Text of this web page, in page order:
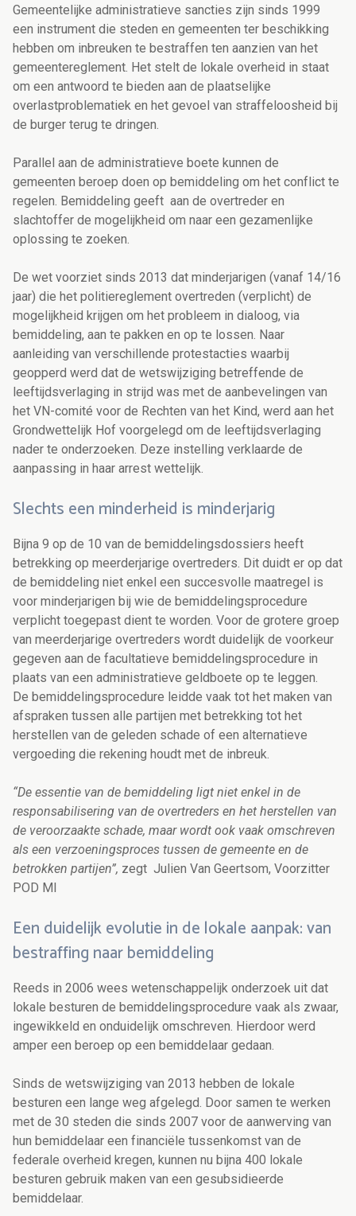
Gemeentelijke administratieve sancties zijn sinds 1999
een instrument die steden en gemeenten ter beschikking
hebben om inbreuken te bestraffen ten aanzien van het
gemeentereglement. Het stelt de lokale overheid in staat
om een antwoord te bieden aan de plaatselijke
overlastproblematiek en het gevoel van straffeloosheid bij
de burger terug te dringen.
Parallel aan de administratieve boete kunnen de
gemeenten beroep doen op bemiddeling om het conflict te
regelen. Bemiddeling geeft aan de overtreder en
slachtoffer de mogelijkheid om naar een gezamenlijke
oplossing te zoeken.
De wet voorziet sinds 2013 dat minderjarigen (vanaf 14/16
jaar) die het politiereglement overtreden (verplicht) de
mogelijkheid krijgen om het probleem in dialoog, via
bemiddeling, aan te pakken en op te lossen. Naar
aanleiding van verschillende protestacties waarbij
geopperd werd dat de wetswijziging betreffende de
leeftijdsverlaging in strijd was met de aanbevelingen van
het VN-comité voor de Rechten van het Kind, werd aan het
Grondwettelijk Hof voorgelegd om de leeftijdsverlaging
nader te onderzoeken. Deze instelling verklaarde de
aanpassing in haar arrest wettelijk.
Slechts een minderheid is minderjarig
Bijna 9 op de 10 van de bemiddelingsdossiers heeft
betrekking op meerderjarige overtreders. Dit duidt er op dat
de bemiddeling niet enkel een succesvolle maatregel is
voor minderjarigen bij wie de bemiddelingsprocedure
verplicht toegepast dient te worden. Voor de grotere groep
van meerderjarige overtreders wordt duidelijk de voorkeur
gegeven aan de facultatieve bemiddelingsprocedure in
plaats van een administratieve geldboete op te leggen.
De bemiddelingsprocedure leidde vaak tot het maken van
afspraken tussen alle partijen met betrekking tot het
herstellen van de geleden schade of een alternatieve
vergoeding die rekening houdt met de inbreuk.
“De essentie van de bemiddeling ligt niet enkel in de
responsabilisering van de overtreders en het herstellen van
de veroorzaakte schade, maar wordt ook vaak omschreven
als een verzoeningsproces tussen de gemeente en de
betrokken partijen”, zegt Julien Van Geertsom, Voorzitter
POD MI
Een duidelijk evolutie in de lokale aanpak: van
bestraffing naar bemiddeling
Reeds in 2006 wees wetenschappelijk onderzoek uit dat
lokale besturen de bemiddelingsprocedure vaak als zwaar,
ingewikkeld en onduidelijk omschreven. Hierdoor werd
amper een beroep op een bemiddelaar gedaan.
Sinds de wetswijziging van 2013 hebben de lokale
besturen een lange weg afgelegd. Door samen te werken
met de 30 steden die sinds 2007 voor de aanwerving van
hun bemiddelaar een financiële tussenkomst van de
federale overheid kregen, kunnen nu bijna 400 lokale
besturen gebruik maken van een gesubsidieerde
bemiddelaar.